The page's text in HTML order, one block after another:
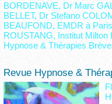
BORDENAVE, Dr Marc
BELLET, Dr Stefano
BEAUFOND, EMDR à Paris
ROUSTANG, Institut Milton
Hypnose & Thérapies
Revue Hypnose &